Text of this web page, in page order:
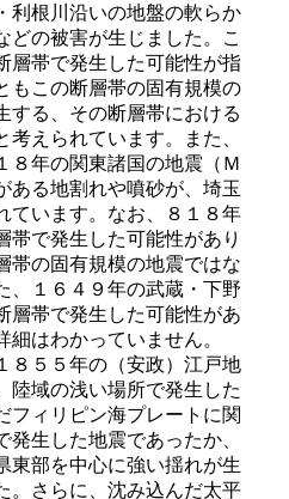
利根川沿いの地盤の軟らか
どの被害が生じました。こ
層帯で発生した可能性が指
もこの断層帯の固有規模の
する、その断層帯における
えられています。また、
８年の関東諸国の地震（Ｍ
ある地割れや噴砂が、埼玉
ています。なお、８１８年
帯で発生した可能性があり
帯の固有規模の地震ではな
、１６４９年の武蔵・下野
層帯で発生した可能性があ
はわかっていません。
５５年の（安政）江戸地
陸域の浅い場所で発生した
フィリピン海プレートに関
生した地震であったか、
東部を中心に強い揺れが生
。さらに、沈み込んだ太平